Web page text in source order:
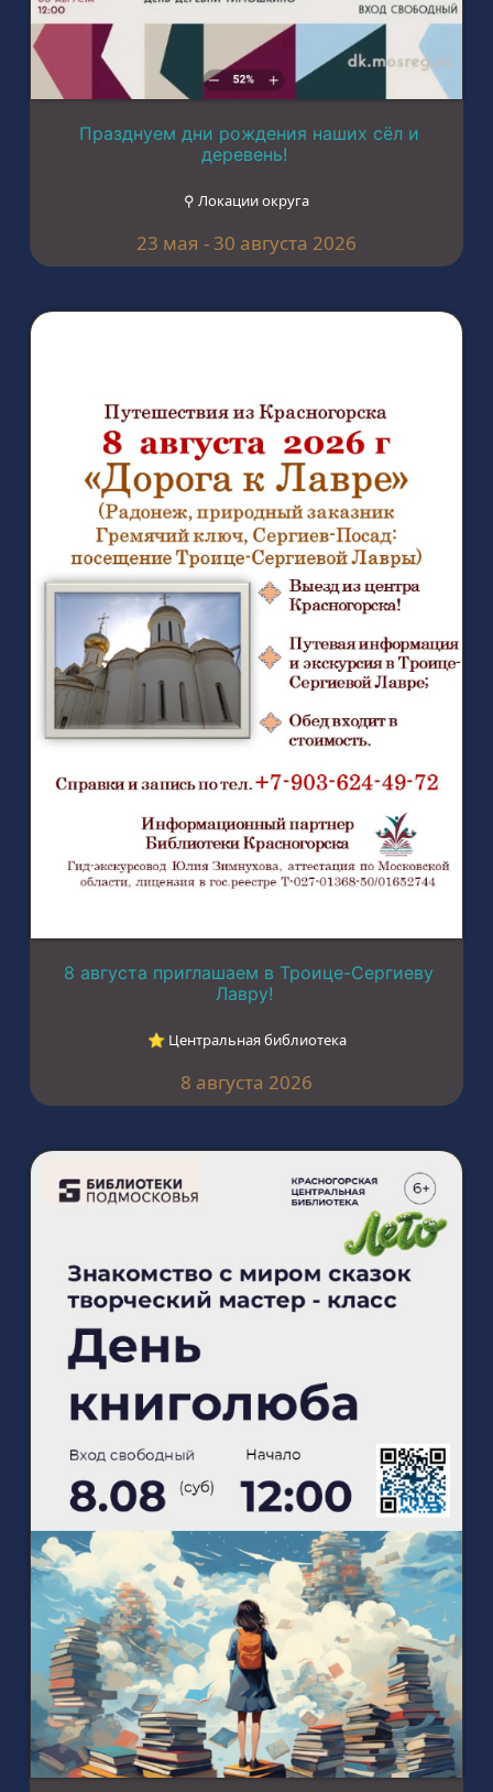
Празднуем дни рождения наших сёл и
деревень!
⚲ Локации округа
23 мая - 30 августа 2026
8 августа приглашаем в Троице-Сергиеву
Лавру!
⭐︎ Центральная библиотека
8 августа 2026